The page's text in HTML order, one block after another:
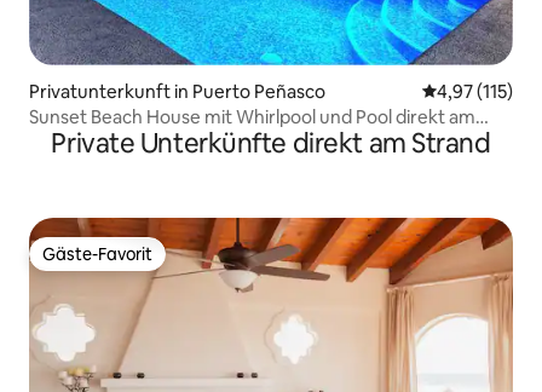
Privatunterkunft in Puerto Peñasco
4,97 (115)
Sunset Beach House mit Whirlpool und Pool direkt am
Meer
Private Unterkünfte direkt am Strand
Gäste-Favorit
Gäste-Favorit